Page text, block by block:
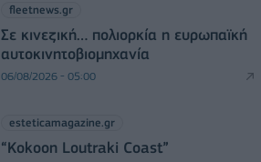
fleetnews.gr
Σε κινεζική… πολιορκία η ευρωπαϊκή
αυτοκινητοβιομηχανία
06/08/2026 - 05:00
esteticamagazine.gr
“Kokoon Loutraki Coast”